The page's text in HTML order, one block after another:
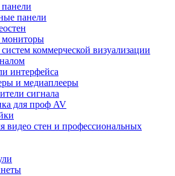
панели
мониторы
коммерческой визуализации
интерфейса
и медиаплееры
сигнала
для проф AV
видео стен и профессиональных